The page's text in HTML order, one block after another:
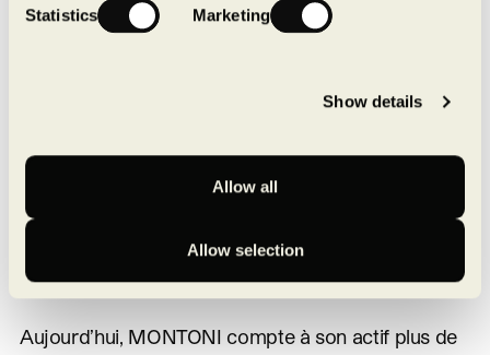
Statistics Marketing
Show details
Allow all
Allow selection
À propos de MONTONI
conception, de la performance, de l’urbanisme et
du bien-être des occupants. Sa raison d’être : créer
de la valeur pour ses clients, pour l’environnement,
et pour sa communauté.
Aujourd’hui, MONTONI compte à son actif plus de